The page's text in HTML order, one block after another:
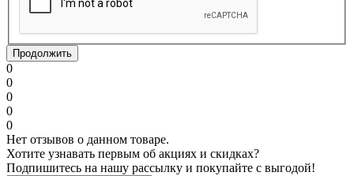
Продолжить
0
0
0
0
0
Нет отзывов о данном товаре.
Хотите узнавать первым об акциях и скидках?
Подпишитесь на нашу рассылку и покупайте с выгодой!